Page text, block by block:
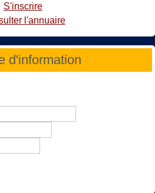
S'inscrire
l'annuaire
d'information